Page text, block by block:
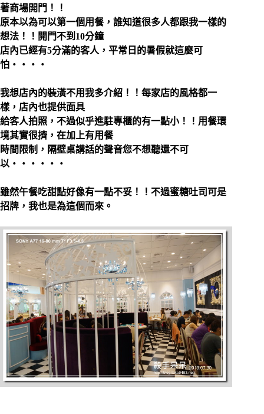
著商場開門！！
原本以為可以第一個用餐，誰知道很多人都跟我一樣的
想法！！開門不到10分鐘
店內已經有5分滿的客人，平常日的暑假就這麼可
怕‧‧‧‧
我想店內的裝潢不用我多介紹！！每家店的風格都一
樣，店內也提供面具
給客人拍照，不過似乎進駐專櫃的有一點小！！用餐環
境其實很擠，在加上有用餐
時間限制，隔壁桌講話的聲音您不想聽還不可
以‧‧‧‧‧‧
雖然午餐吃甜點好像有一點不妥！！不過蜜糖吐司可是
招牌，我也是為這個而來。